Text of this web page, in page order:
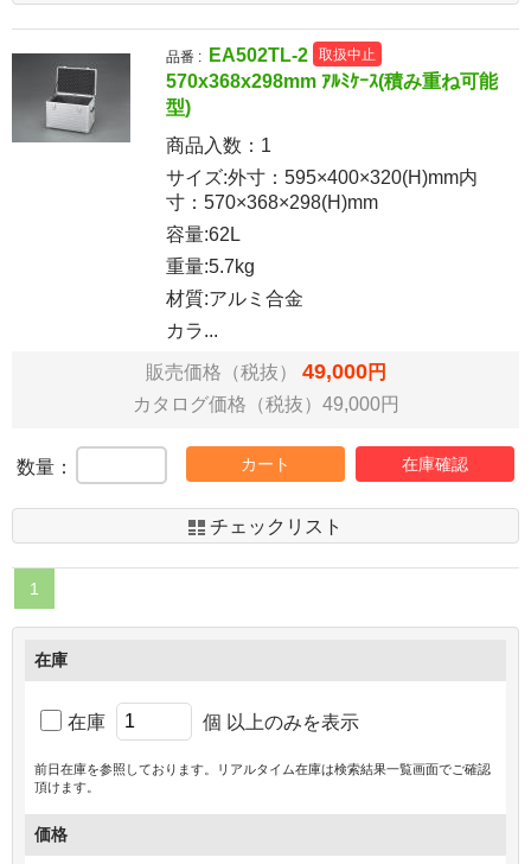
品番 : EA502TL-2 取扱中止
570x368x298mm ｱﾙﾐｹｰｽ(積み重ね可能
型)
商品入数： 1
サイズ:外寸：595×400×320(H)mm内
寸：570×368×298(H)mm
容量:62L
重量:5.7kg
材質:アルミ合金
カラ...
販売価格（税抜） 49,000円
カタログ価格（税抜）49,000円
数量： カート 在庫確認
チェックリスト
1
在庫
在庫 個 以上のみを表示
前日在庫を参照しております。リアルタイム在庫は検索結果一覧画面でご確認
頂けます。
価格